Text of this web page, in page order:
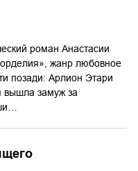
роман Анастасии
жанр любовное
позади: Арлион Этари
вышла замуж за